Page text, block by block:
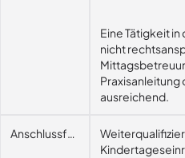
Eine Tätigkeit
nicht
Praxisanleitung
ausreichend.
Anschlussfähigkeit